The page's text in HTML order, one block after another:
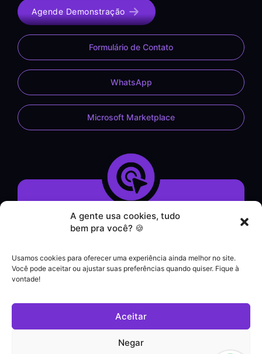
A gente usa cookies, tudo
bem pra você? 🍪
Usamos cookies para oferecer uma experiência ainda melhor no site.
Você pode aceitar ou ajustar suas preferências quando quiser. Fique à
vontade!
Aceitar
Negar
Agende Demonstração
Formulário de Contato
WhatsApp
Microsoft Marketplace
Demonstração do Sistema
Formulário de Contato
Helpdesk
|
Suporte a clientes
(21) 3180-0616